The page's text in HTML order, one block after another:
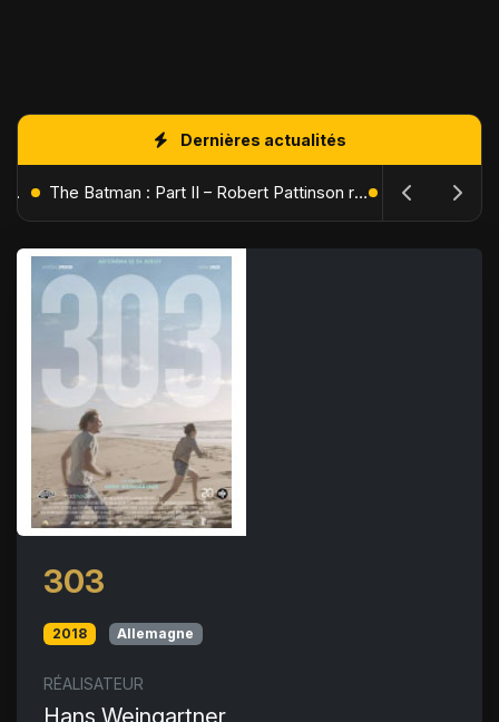
Dernières actualités
L'Âge de Glace : Le Réveil du Volcan – Manny, Sid et Diego de retour pour une aventure explosive The Batman : Part II – Robert Pattinson replonge dans les ténèbres de Gotham dès octobre 2027
303
2018 Allemagne
RÉALISATEUR
Hans Weingartner